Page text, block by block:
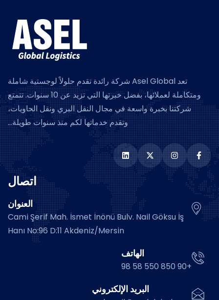
تعد Asel Global شركة رائدة تقدم حلولاً لوجستية شاملة
ومتكاملة لعملائها، بفضل خبرتها التي تزيد عن 10 سنوات. تتمتع
شركتنا بخبرة واسعة في مجال النقل البري ونقل الحاويات،
وتقدم خدماتها لكم منذ سنوات طويلة...
اتصال
العنوان
Cami Şerif Mah. İsmet İnönü Bulv. Nail Göksu İş
Hanı No:96 D:11 Akdeniz/Mersin
الهاتف
+90 850 550 58 98
البريد الإلكتروني